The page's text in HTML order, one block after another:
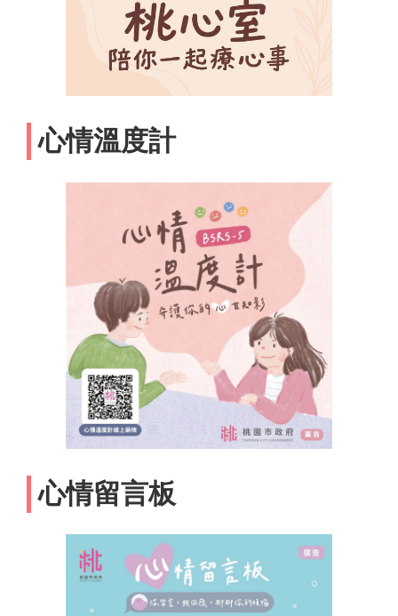
心情溫度計
心情留言板